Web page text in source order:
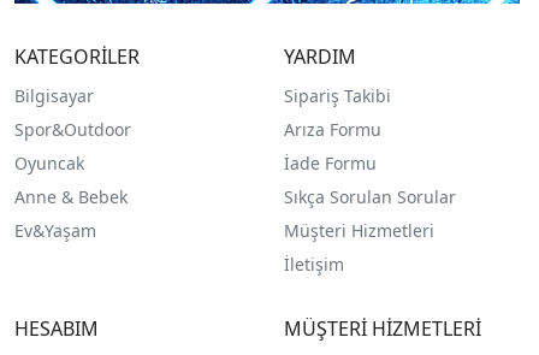
KATEGORİLER
Bilgisayar
Spor&Outdoor
Oyuncak
Anne & Bebek
Ev&Yaşam
YARDIM
Sipariş Takibi
Arıza Formu
İade Formu
Sıkça Sorulan Sorular
Müşteri Hizmetleri
İletişim
HESABIM MÜŞTERİ HİZMETLERİ